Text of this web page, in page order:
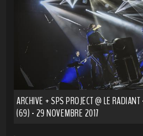
ARCHIVE + SPS PROJECT @ LE
(69) - 29 NOVEMBRE 2017